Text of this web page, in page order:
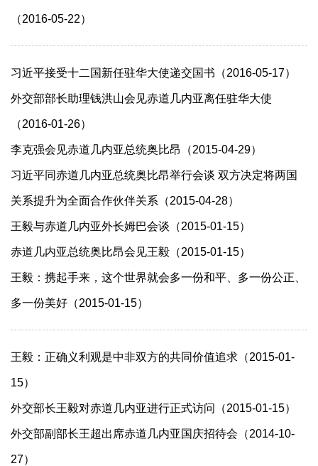
（2016-05-22）
习近平接受十二国新任驻华大使递交国书（2016-05-17）
外交部部长助理钱洪山会见赤道几内亚离任驻华大使
（2016-01-26）
李克强会见赤道几内亚总统奥比昂（2015-04-29）
习近平同赤道几内亚总统奥比昂举行会谈 双方决定将两国
关系提升为全面合作伙伴关系（2015-04-28）
王毅与赤道几内亚外长姆巴会谈（2015-01-15）
赤道几内亚总统奥比昂会见王毅（2015-01-15）
王毅：携起手来，这个世界就会多一份和平、多一份公正、
多一份美好（2015-01-15）
王毅：正确义利观是中非双方的共同价值追求（2015-01-
15）
外交部长王毅对赤道几内亚进行正式访问（2015-01-15）
外交部副部长王超出席赤道几内亚国庆招待会（2014-10-
27）